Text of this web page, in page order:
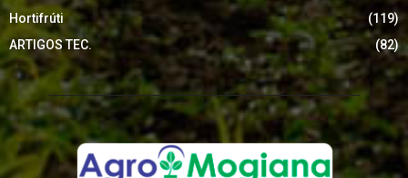
Hortifrúti
(119)
ARTIGOS TEC.
(82)